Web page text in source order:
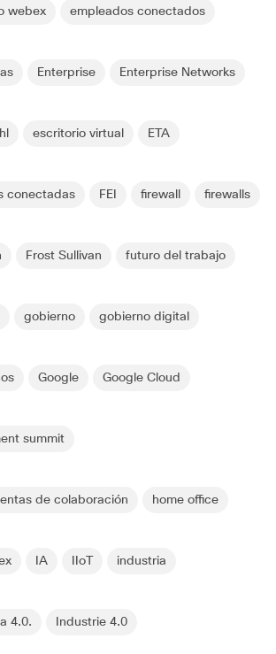
webex empleados conectados
Enterprise Enterprise Networks
escritorio virtual ETA
conectadas FEI firewall firewalls
Frost Sullivan futuro del trabajo
gobierno gobierno digital
Google Google Cloud
summit
de colaboración home office
IA IIoT industria
4.0. Industrie 4.0